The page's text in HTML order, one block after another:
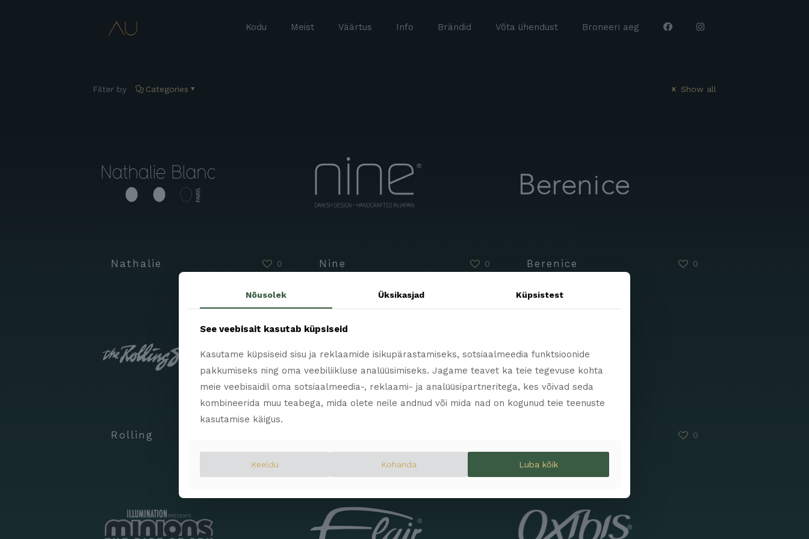
Kodu Meist Väärtus Info Brändid Võta ühendust Broneeri aeg
Filter by Categories Show all
Nathalie 0 Nine 0 Berenice 0
Rolling 0
Nõusolek Üksikasjad Küpsistest
See veebisait kasutab küpsiseid
Kasutame küpsiseid sisu ja reklaamide isikupärastamiseks, sotsiaalmeedia funktsioonide
pakkumiseks ning oma veebiliikluse analüüsimiseks. Jagame teavet ka teie tegevuse kohta
meie veebisaidil oma sotsiaalmeedia-, reklaami- ja analüüsipartneritega, kes võivad seda
kombineerida muu teabega, mida olete neile andnud või mida nad on kogunud teie teenuste
kasutamise käigus.
Keeldu Kohanda Luba kõik